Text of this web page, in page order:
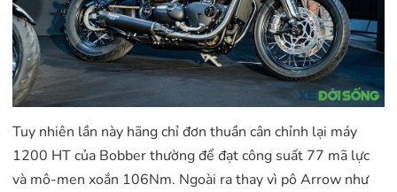
Tuy nhiên lần này hãng chỉ đơn thuần cân chỉnh lại máy
1200 HT của Bobber thường để đạt công suất 77 mã lực
và mô-men xoắn 106Nm. Ngoài ra thay vì pô Arrow như